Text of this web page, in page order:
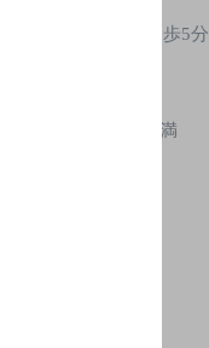
中央線甲府駅より徒歩5分
円以上～5,000円未満